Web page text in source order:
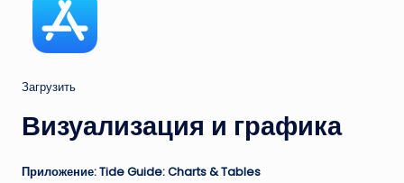
Загрузить
Визуализация и графика
Приложение: Tide Guide: Charts & Tables